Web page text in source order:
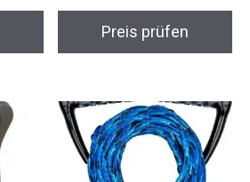
Preis prüfen